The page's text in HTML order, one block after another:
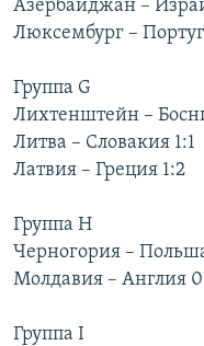
Азербайджан –
Люксембург –
Группа G
Лихтенштейн –
Литва – Словакия 1:1
Латвия – Греция 1:2
Группа H
Черногория –
Молдавия – Англия
Группа I